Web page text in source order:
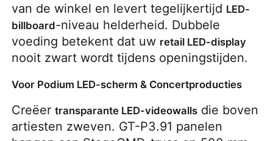
van de winkel en levert tegelijkertijd LED-
billboard-niveau helderheid. Dubbele
voeding betekent dat uw retail LED-display
nooit zwart wordt tijdens openingstijden.
Voor Podium LED-scherm & Concertproducties
Creëer transparante LED-videowalls die boven
artiesten zweven. GT-P3.91 panelen